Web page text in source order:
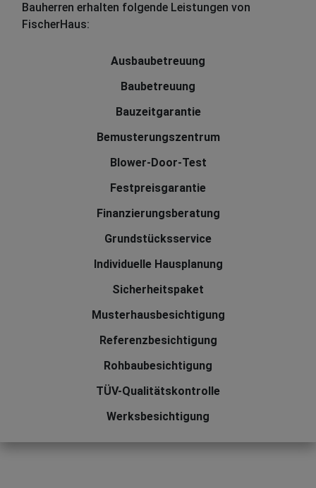
Bauherren erhalten folgende Leistungen von
FischerHaus:
Ausbaubetreuung
Baubetreuung
Bauzeitgarantie
Bemusterungszentrum
Blower-Door-Test
Festpreisgarantie
Finanzierungsberatung
Grundstücksservice
Individuelle Hausplanung
Sicherheitspaket
Musterhausbesichtigung
Referenzbesichtigung
Rohbaubesichtigung
TÜV-Qualitätskontrolle
Werksbesichtigung